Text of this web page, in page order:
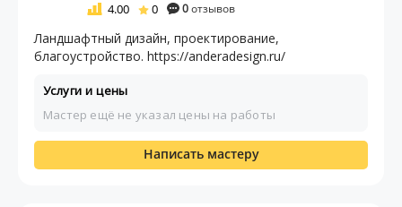
4.00
0 0отзывов
Ландшафтный дизайн, проектирование,
благоустройство. https://anderadesign.ru/
Услуги и цены
Мастер ещё не указал цены на работы
Написать мастеру